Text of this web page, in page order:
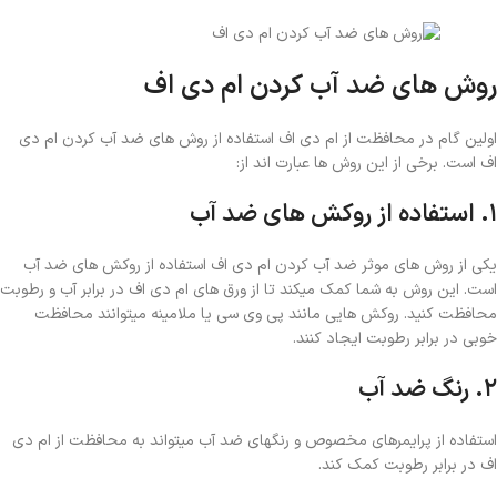
روش های ضد آب کردن ام دی اف
اولین گام در محافظت از ام دی اف استفاده از روش های ضد آب کردن ام دی
اف است. برخی از این روش ها عبارت اند از:
۱. استفاده از روکش های ضد آب
یکی از روش های موثر ضد آب کردن ام دی اف استفاده از روکش های ضد آب
است. این روش به شما کمک میکند تا از ورق های ام دی اف در برابر آب و رطوبت
محافظت کنید. روکش هایی مانند پی وی سی یا ملامینه میتوانند محافظت
خوبی در برابر رطوبت ایجاد کنند.
۲. رنگ ضد آب
استفاده از پرایمرهای مخصوص و رنگهای ضد آب میتواند به محافظت از ام دی
اف در برابر رطوبت کمک کند.